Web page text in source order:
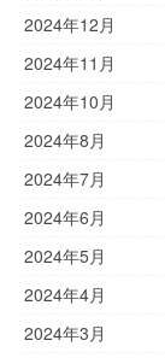
2024年12月
2024年11月
2024年10月
2024年8月
2024年7月
2024年6月
2024年5月
2024年4月
2024年3月